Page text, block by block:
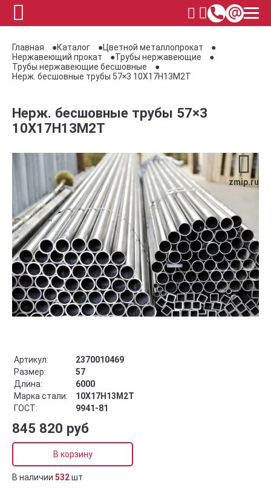
Главная Каталог
Цветной металлопрокат
Нержавеющий прокат
Трубы нержавеющие
Трубы нержавеющие бесшовные
Нерж. бесшовные трубы 57×3 10Х17Н13М2Т
Нерж. бесшовные трубы 57×3
10Х17Н13М2Т
zmip.ru
Артикул:
2370010469
Размер:
57
Длина:
6000
Марка стали:
10Х17Н13М2Т
ГОСТ:
9941-81
845 820 руб
В корзину
В наличии 532шт